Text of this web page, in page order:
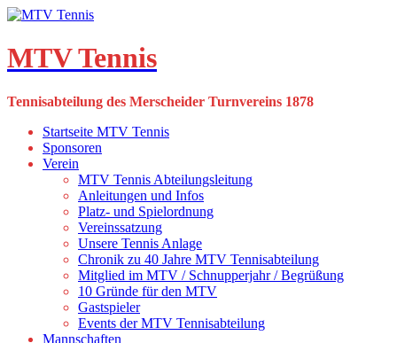
Skip
content
MTV Tennis
Tennisabteilung des Merscheider Turnvereins 1878
Startseite MTV Tennis
Sponsoren
Verein
MTV Tennis Abteilungsleitung
Anleitungen und Infos
Platz- und Spielordnung
Vereinssatzung
Unsere Tennis Anlage
Chronik zu 40 Jahre MTV Tennisabteilung
Mitglied im MTV / Schnupperjahr / Begrüßung
10 Gründe für den MTV
Gastspieler
Events der MTV Tennisabteilung
Mannschaften